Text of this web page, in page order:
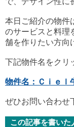
本日ご紹介の物件
のサービスと料理
舗を作りたい方向
下記物件名をクリ
物件名：Ｃｉｅｌ
ぜひお問い合わせ
この記事を書いた